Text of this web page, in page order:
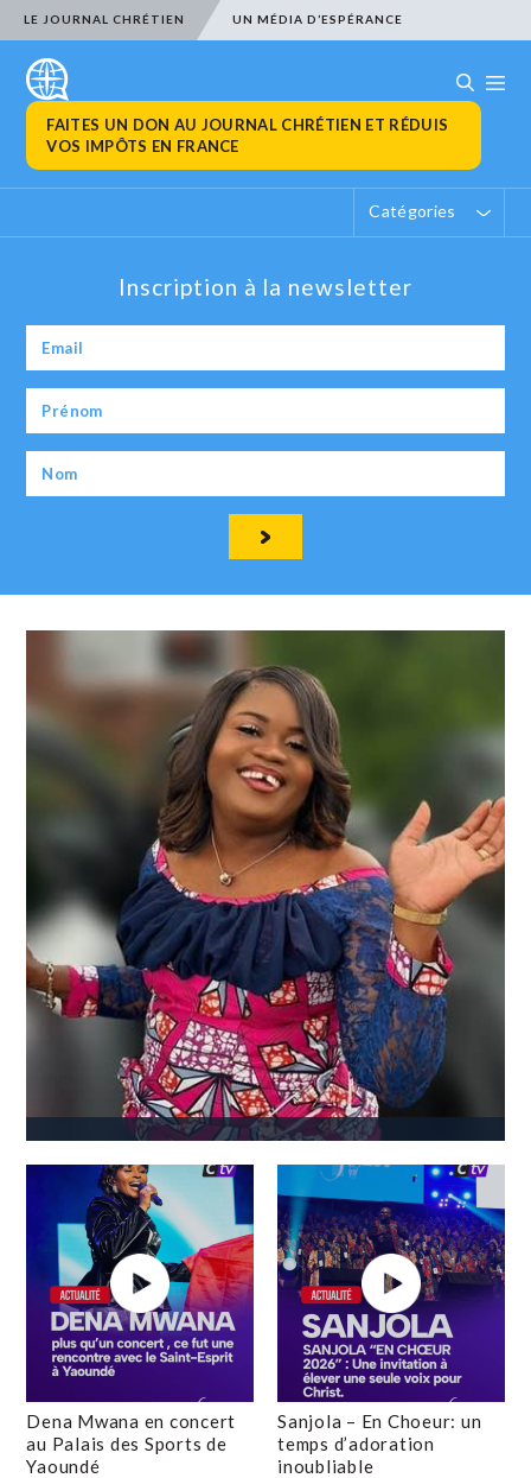
LE JOURNAL CHRÉTIEN UN MÉDIA D’ESPÉRANCE
FAITES UN DON AU JOURNAL CHRÉTIEN ET RÉDUIS
VOS IMPÔTS EN FRANCE
Catégories
Inscription à la newsletter
Dena Mwana en concert
au Palais des Sports de
Yaoundé
Sanjola – En Choeur: un
temps d’adoration
inoubliable